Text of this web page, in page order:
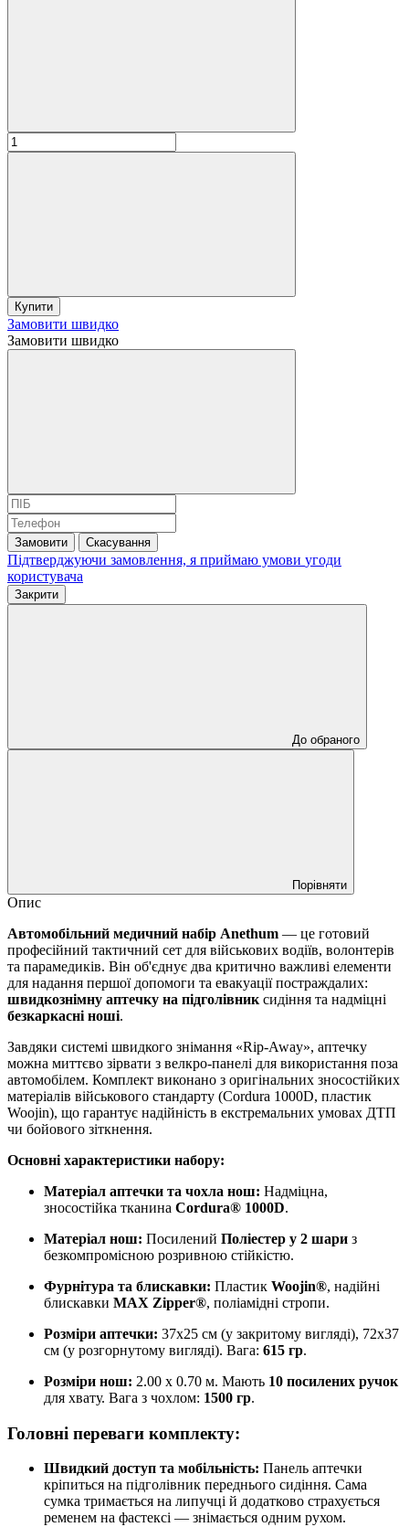
Купити
Замовити швидко
Замовити швидко
Замовити Скасування
Підтверджуючи замовлення, я приймаю умови угоди
користувача
Закрити
До обраного
Порівняти
Опис
Автомобільний медичний набір Anethum — це готовий
професійний тактичний сет для військових водіїв, волонтерів
та парамедиків. Він об'єднує два критично важливі елементи
для надання першої допомоги та евакуації постраждалих:
швидкознімну аптечку на підголівник сидіння та надміцні
безкаркасні ноші.
Завдяки системі швидкого знімання «Rip-Away», аптечку
можна миттєво зірвати з велкро-панелі для використання поза
автомобілем. Комплект виконано з оригінальних зносостійких
матеріалів військового стандарту (Cordura 1000D, пластик
Woojin), що гарантує надійність в екстремальних умовах ДТП
чи бойового зіткнення.
Основні характеристики набору:
Матеріал аптечки та чохла нош: Надміцна,
зносостійка тканина Cordura® 1000D.
Матеріал нош: Посилений Поліестер у 2 шари з
безкомпромісною розривною стійкістю.
Фурнітура та блискавки: Пластик Woojin®, надійні
блискавки MAX Zipper®, поліамідні стропи.
Розміри аптечки: 37х25 см (у закритому вигляді), 72х37
см (у розгорнутому вигляді). Вага: 615 гр.
Розміри нош: 2.00 х 0.70 м. Мають 10 посилених ручок
для хвату. Вага з чохлом: 1500 гр.
Головні переваги комплекту:
Швидкий доступ та мобільність: Панель аптечки
кріпиться на підголівник переднього сидіння. Сама
сумка тримається на липучці й додатково страхується
ременем на фастексі — знімається одним рухом.